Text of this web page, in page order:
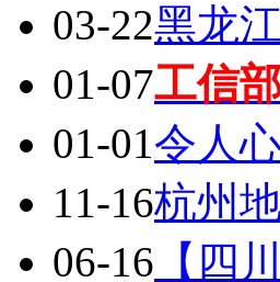
03-22黑龙
01-07工信
01-01令人
11-16杭州
06-16 【四